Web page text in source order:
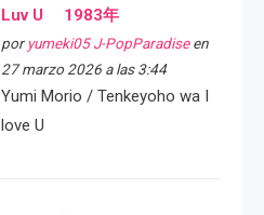
Luv U 1983年
por yumeki05 J-PopParadiseen
27 marzo 2026 a las 3:44
Yumi Morio / Tenkeyoho wa I
love U